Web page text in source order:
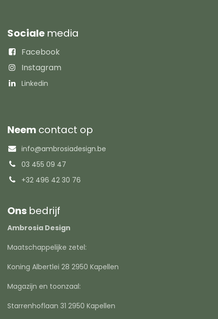
Sociale media
Facebook
Instagram
Linkedin
Neem contact op
info@ambrosiadesign.be
03 455 09 47
+32 496 42 30 76
Ons bedrijf
Ambrosia Design
Maatschappelijke zetel:
Koning Albertlei 28 2950 Kapellen
Magazijn en toonzaal:
Starrenhoflaan 31 2950 Kapellen